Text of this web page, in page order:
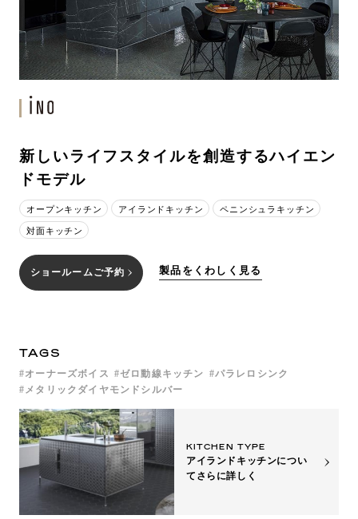
新しいライフスタイルを創造するハイエン
ドモデル
オープンキッチン アイランドキッチン ペニンシュラキッチン
対面キッチン
ショールームご予約 製品をくわしく見る
TAGS
オーナーズボイス ゼロ動線キッチン
パラレロシンク
メタリックダイヤモンドシルバー
KITCHEN TYPE
アイランドキッチンについ
て さらに詳しく